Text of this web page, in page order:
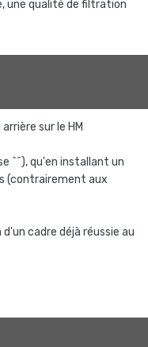
une qualité de filtration
sur le HM
^^), qu'en installant un
(contrairement aux
cadre déjà réussie au